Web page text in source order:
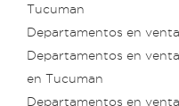
Tucuman
Departamentos en
Departamentos en
en Tucuman
Departamentos en